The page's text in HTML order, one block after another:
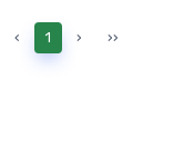
‹ 1 › ››